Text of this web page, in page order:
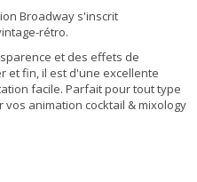
Broadway s'inscrit
rétro.
et des effets de
et fin, il est d'une excellente
facile. Parfait pour tout type
animation cocktail & mixology